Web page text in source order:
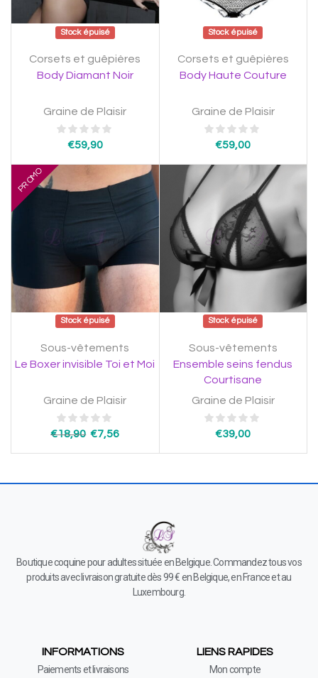
Stock épuisé
Corsets et guêpières
Body Diamant Noir
Graine de Plaisir
€59,90
Stock épuisé
Corsets et guêpières
Body Haute Couture
Graine de Plaisir
€59,00
Stock épuisé
PROMO
Sous-vêtements
Le Boxer invisible Toi et Moi
Graine de Plaisir
€18,90 €7,56
Stock épuisé
Sous-vêtements
Ensemble seins fendus
Courtisane
Graine de Plaisir
€39,00
Boutique coquine pour adultes située en Belgique. Commandez tous vos
produits avec livraison gratuite dès 99 € en Belgique, en France et au
Luxembourg.
INFORMATIONS
Paiements et livraisons
LIENS RAPIDES
Mon compte